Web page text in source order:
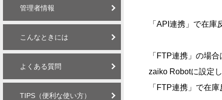
管理者情報
こんなときには
よくある質問
TIPS（便利な使い方）
「API連携」で在
「FTP連携」の場
zaiko Robotに設定
「FTP連携」で在